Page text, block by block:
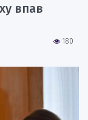
впав
180